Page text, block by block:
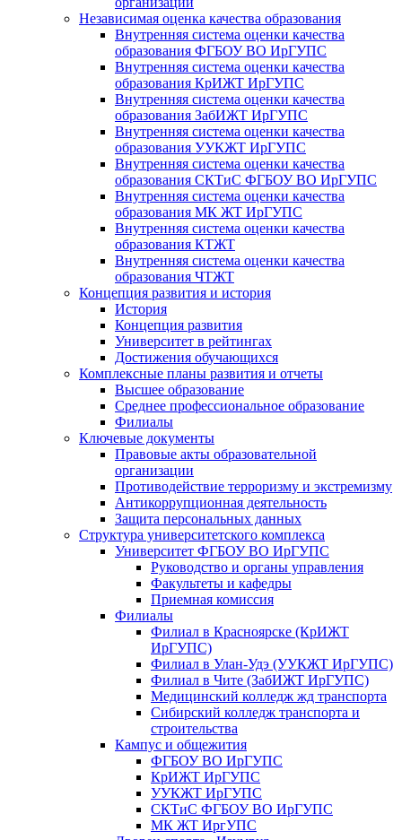
Независимая оценка качества образования
Внутренняя система оценки качества
образования ФГБОУ ВО ИрГУПС
Внутренняя система оценки качества
образования КрИЖТ ИрГУПС
Внутренняя система оценки качества
образования ЗабИЖТ ИрГУПС
Внутренняя система оценки качества
образования УУКЖТ ИрГУПС
Внутренняя система оценки качества
образования СКТиС ФГБОУ ВО ИрГУПС
Внутренняя система оценки качества
образования МК ЖТ ИрГУПС
Внутренняя система оценки качества
образования КТЖТ
Внутренняя система оценки качества
образования ЧТЖТ
Концепция развития и история
История
Концепция развития
Университет в рейтингах
Достижения обучающихся
Комплексные планы развития и отчеты
Высшее образование
Среднее профессиональное образование
Филиалы
Ключевые документы
Правовые акты образовательной
организации
Противодействие терроризму и экстремизму
Антикоррупционная деятельность
Защита персональных данных
Структура университетского комплекса
Университет ФГБОУ ВО ИрГУПС
Руководство и органы управления
Факультеты и кафедры
Приемная комиссия
Филиалы
Филиал в Красноярске (КрИЖТ
ИрГУПС)
Филиал в Улан-Удэ (УУКЖТ ИрГУПС)
Филиал в Чите (ЗабИЖТ ИрГУПС)
Медицинский колледж жд транспорта
Сибирский колледж транспорта и
строительства
Кампус и общежития
ФГБОУ ВО ИрГУПС
КрИЖТ ИрГУПС
УУКЖТ ИрГУПС
СКТиС ФГБОУ ВО ИрГУПС
МК ЖТ ИргУПС